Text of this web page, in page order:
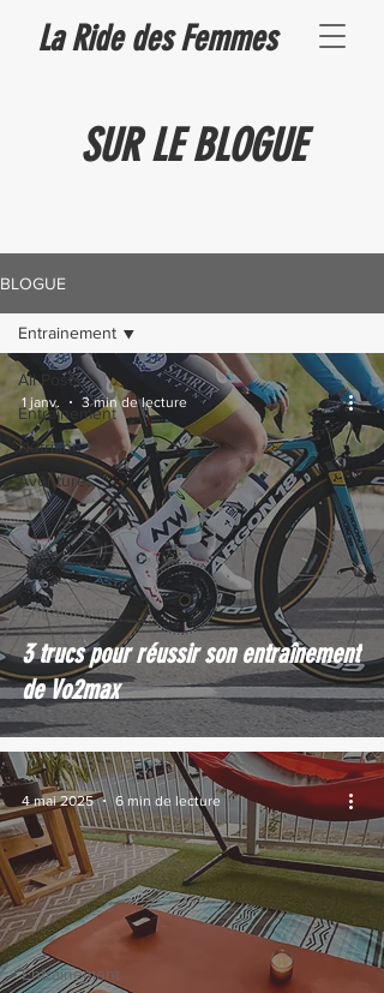
La Ride des Femmes
SUR LE BLOGUE
BLOGUE
All Posts
Entrainement
Nutrition
Aventures
Entrainement
3 trucs pour réussir son entraînement
de Vo2max
Entrainement
1 janv. 3 min de lecture
Entrainement
4 mai 2025 6 min de lecture